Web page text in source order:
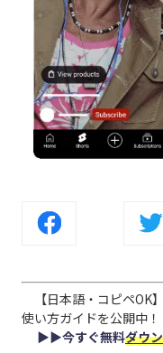
【日本語・コピペOK
使い方ガイドを公開中！
▶︎▶︎今すぐ無料ダウ